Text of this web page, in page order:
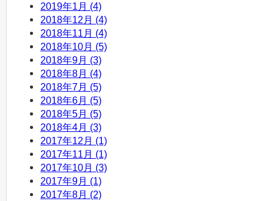
2019年1月 (4)
2018年12月 (4)
2018年11月 (4)
2018年10月 (5)
2018年9月 (3)
2018年8月 (4)
2018年7月 (5)
2018年6月 (5)
2018年5月 (5)
2018年4月 (3)
2017年12月 (1)
2017年11月 (1)
2017年10月 (3)
2017年9月 (1)
2017年8月 (2)